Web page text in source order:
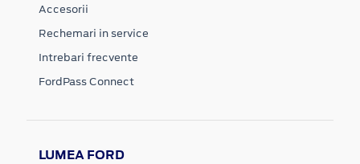
Accesorii
Rechemari in service
Intrebari frecvente
FordPass Connect
LUMEA FORD